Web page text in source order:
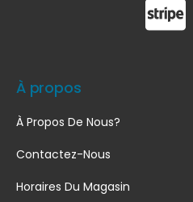
À propos
À Propos De Nous?
Contactez-Nous
Horaires Du Magasin